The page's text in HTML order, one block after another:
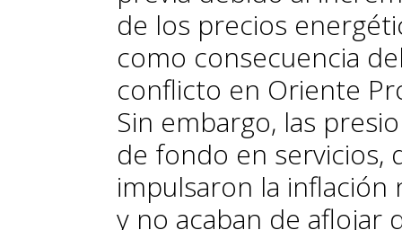
de los precios
como consecuencia
conflicto en Oriente
Sin embargo, las
de fondo en servicios,
impulsaron la inflación
y no acaban de aflojar